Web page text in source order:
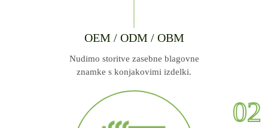
OEM / ODM / OBM
Nudimo storitve zasebne blagovne
znamke s konjakovimi izdelki.
02